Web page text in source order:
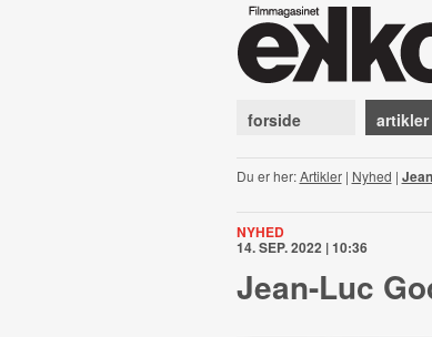
forside artikler
Du er her:Artikler| Nyhed |
NYHED
14. SEP. 2022 | 10:36
Jean-Luc